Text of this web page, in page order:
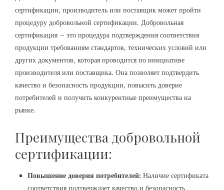
сертификации, производитель или поставщик может пройти
процедуру добровольной сертификации. Добровольная
сертификация – это процедура подтверждения соответствия
продукции требованиям стандартов, технических условий или
других документов, которая проводится по инициативе
производителя или поставщика. Она позволяет подтвердить
качество и безопасность продукции, повысить доверие
потребителей и получить конкурентные преимущества на
рынке.
Преимущества добровольной
сертификации:
Повышение доверия потребителей: Наличие сертификата
соответствия подтверждает качество и безопасность